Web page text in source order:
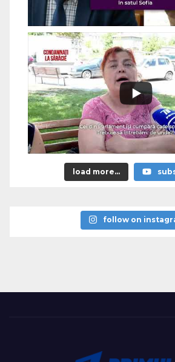
load more...
follow on